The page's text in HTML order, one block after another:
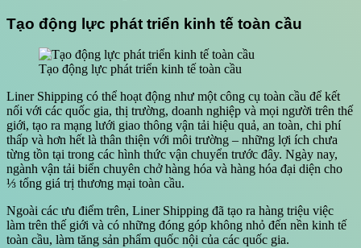
Tạo động lực phát triển kinh tế toàn cầu
Tạo động lực phát triển kinh tế toàn cầu
Liner Shipping có thể hoạt động như một công cụ toàn cầu để kết
nối với các quốc gia, thị trường, doanh nghiệp và mọi người trên thế
giới, tạo ra mạng lưới giao thông vận tải hiệu quả, an toàn, chi phí
thấp và hơn hết là thân thiện với môi trường – những lợi ích chưa
từng tồn tại trong các hình thức vận chuyển trước đây. Ngày nay,
ngành vận tải biển chuyên chở hàng hóa và hàng hóa đại diện cho
⅓ tổng giá trị thương mại toàn cầu.
Ngoài các ưu điểm trên, Liner Shipping đã tạo ra hàng triệu việc
làm trên thế giới và có những đóng góp không nhỏ đến nền kinh tế
toàn cầu, làm tăng sản phẩm quốc nội của các quốc gia.